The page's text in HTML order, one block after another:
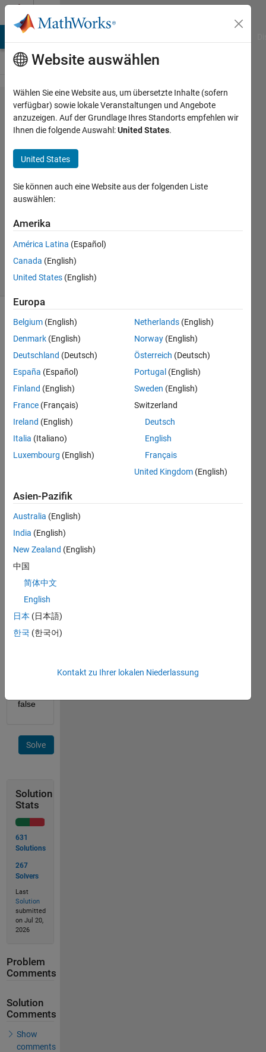
Weiter zum Inhalt
Problem
1012.
if input is
number
Binbin
Qi
solvers
4 likes
A
perfect
occurs
whent
the
of all
divisors
of a
the
number
equals
the
number.
Example
28 = 1 + 2 + 4 + 7 + 14;
so
return
false
Solve
Solution
Stats
631
Solutions
267
Solvers
Last
Solution
submitted
on Jul 20,
2026
Problem
Comments
Solution
Comments
Show
comments
Website auswählen
Wählen Sie eine Website aus, um übersetzte Inhalte (sofern
verfügbar) sowie lokale Veranstaltungen und Angebote
anzuzeigen. Auf der Grundlage Ihres Standorts empfehlen wir
Ihnen die folgende Auswahl:United States.
United States
Sie können auch eine Website aus der folgenden Liste
auswählen:
Amerika
América Latina (Español)
Canada (English)
United States (English)
Europa
Belgium (English)
Denmark (English)
Deutschland (Deutsch)
España (Español)
Finland (English)
France (Français)
Ireland (English)
Italia (Italiano)
Luxembourg (English)
Netherlands (English)
Norway (English)
Österreich (Deutsch)
Portugal (English)
Sweden (English)
Switzerland
Deutsch
English
Français
United Kingdom (English)
Asien-Pazifik
Australia (English)
India (English)
New Zealand (English)
中国
简体中文
English
日本 (日本語)
한국 (한국어)
Kontakt zu Ihrer lokalen Niederlassung